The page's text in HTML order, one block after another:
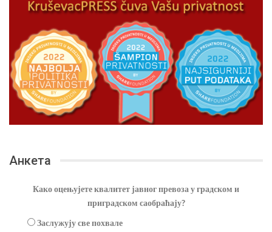
Анкета
Како оцењујете квалитет јавног превоза у градском и
приградском саобраћају?
Заслужују све похвале